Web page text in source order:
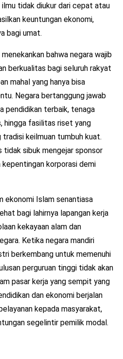
tidak diukur dari cepat atau
keuntungan ekonomi,
bagi umat.
bahwa negara wajib
berkualitas bagi seluruh rakyat
mahal yang hanya bisa
Negara bertanggung jawab
pendidikan terbaik, tenaga
hingga fasilitas riset yang
tradisi keilmuan tumbuh kuat.
tidak sibuk mengejar sponsor
korporasi demi
ekonomi Islam senantiasa
bagi lahirnya lapangan kerja
kekayaan alam dan
Ketika negara mandiri
berkembang untuk memenuhi
perguruan tinggi tidak akan
pasar kerja yang sempit yang
dan ekonomi berjalan
kepada masyarakat,
segelintir pemilik modal.